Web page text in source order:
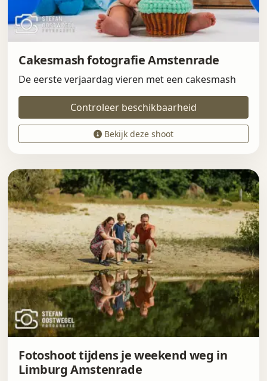
Cakesmash fotografie Amstenrade
De eerste verjaardag vieren met een cakesmash
Controleer beschikbaarheid
Bekijk deze shoot
Fotoshoot tijdens je weekend weg in
Limburg Amstenrade